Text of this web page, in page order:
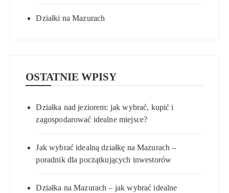
Działki na Mazurach
OSTATNIE WPISY
Działka nad jeziorem: jak wybrać, kupić i
zagospodarować idealne miejsce?
Jak wybrać idealną działkę na Mazurach –
poradnik dla początkujących inwestorów
Działka na Mazurach – jak wybrać idealne